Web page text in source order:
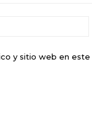
y sitio web en